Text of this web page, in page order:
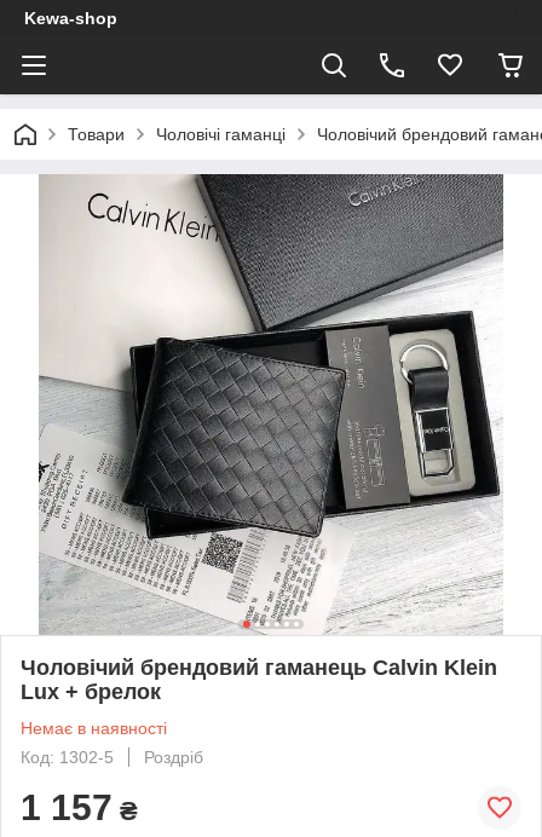
Kewa-shop
Товари Чоловічі гаманці Чоловічий брендовий
Чоловічий брендовий гаманець Calvin Klein
Lux + брелок
Немає в наявності
Код: 1302-5
Роздріб
1 157 ₴